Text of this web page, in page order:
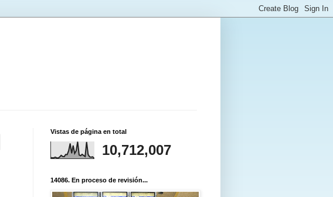
Vistas de página en total
10,712,007
14086. En proceso de revisión...